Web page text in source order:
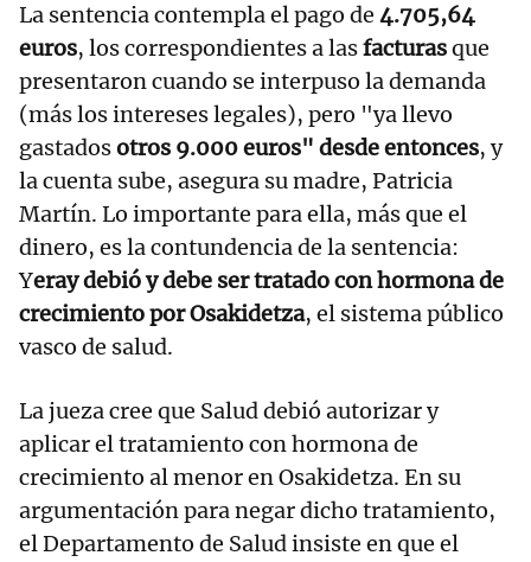
La sentencia contempla el pago de 4.705,64
euros, los correspondientes a lasfacturasque
presentaron cuando se interpuso la demanda
(más los intereses legales), pero "ya llevo
gastadosotros 9.000 euros" desde entonces, y
la cuenta sube, asegura su madre, Patricia
Martín. Lo importante para ella, más que el
dinero, es la contundencia de la sentencia:
Yeray debió y debe ser tratado con hormona de
crecimiento por Osakidetza, el sistema público
vasco de salud.
La jueza cree que Salud debió autorizar y
aplicar el tratamiento con hormona de
crecimiento al menor en Osakidetza. En su
argumentación para negar dicho tratamiento,
el Departamento de Salud insiste en que el